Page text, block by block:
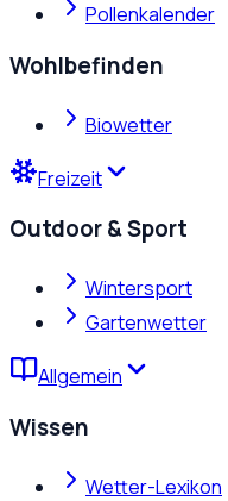
Pollenkalender
Wohlbefinden
Biowetter
Freizeit
Outdoor & Sport
Wintersport
Gartenwetter
Allgemein
Wissen
Wetter-Lexikon